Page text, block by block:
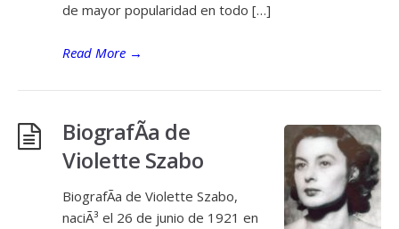
de mayor popularidad en todo […]
Read More →
BiografÃ­a de
Violette Szabo
BiografÃ­a de Violette Szabo,
naciÃ³ el 26 de junio de 1921 en